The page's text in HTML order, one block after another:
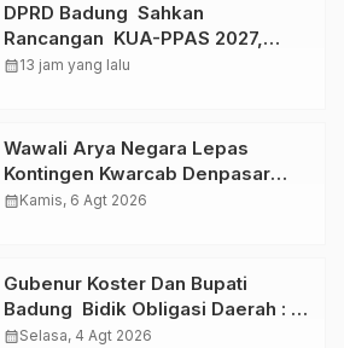
DPRD Badung Sahkan
Rancangan KUA-PPAS 2027,
Anggaran Tembus Lebih Dari
calendar_month13 jam yang lalu
Wawali Arya Negara Lepas
Kontingen Kwarcab Denpasar
Menuju Jambore Nasional XII
calendar_monthKamis, 6 Agt 2026
Gubenur Koster Dan Bupati
Badung Bidik Obligasi Daerah :
Gaspol Bangun Infrastruktur
calendar_monthSelasa, 4 Agt 2026